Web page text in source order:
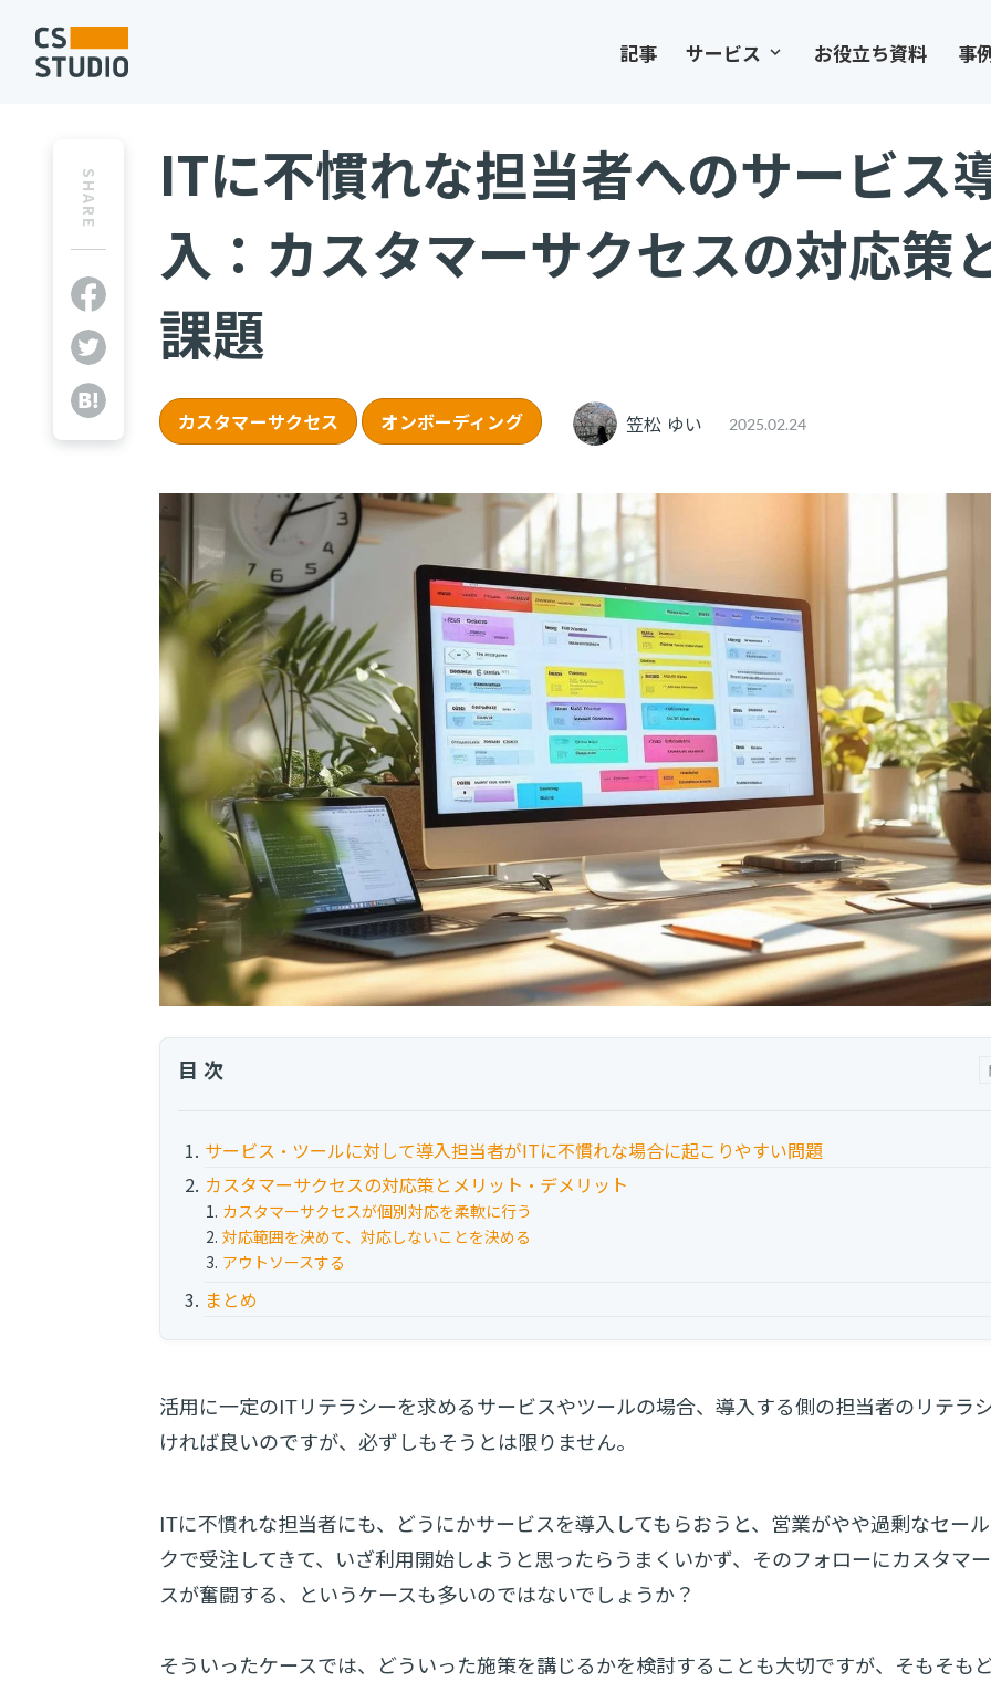
記事 サービス keyboard_arrow_down お役立ち資料 事
SHARE
ITに不慣れな担当者へのサービス
入：カスタマーサクセスの対応策
課題
カスタマーサクセス オンボーディング 笠松 ゆい 2025.02.24
サービス・ツールに対して導入担当者がITに不慣れな場合に起こりやすい問題
カスタマーサクセスの対応策とメリット・デメリット
カスタマーサクセスが個別対応を柔軟に行う
対応範囲を決めて、対応しないことを決める
アウトソースする
まとめ
目次
活用に一定のITリテラシーを求めるサービスやツールの場合、導入する側の担当者のリテラ
ければ良いのですが、必ずしもそうとは限りません。
ITに不慣れな担当者にも、どうにかサービスを導入してもらおうと、営業がやや過剰なセー
クで受注してきて、いざ利用開始しようと思ったらうまくいかず、そのフォローにカスタマ
スが奮闘する、というケースも多いのではないでしょうか？
そういったケースでは、どういった施策を講じるかを検討することも大切ですが、そもそも